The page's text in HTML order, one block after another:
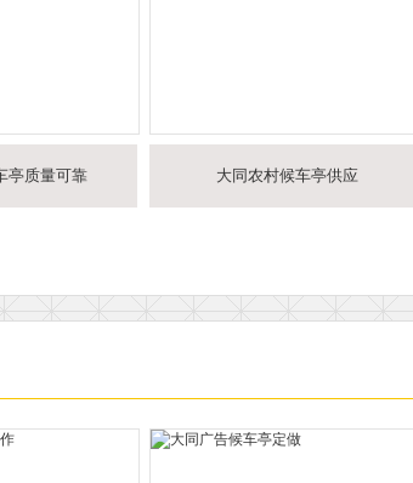
亭质量可靠 大同农村候车亭供应